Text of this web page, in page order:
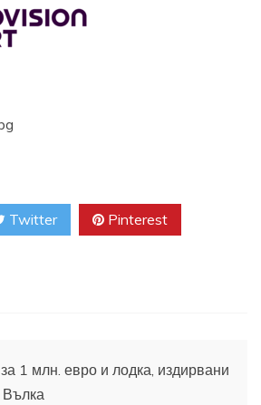
Twitter Pinterest
1 млн. евро и лодка, издирвани
Вълка